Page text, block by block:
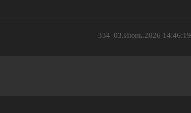
03.Июнь.2026 14:46:19
334